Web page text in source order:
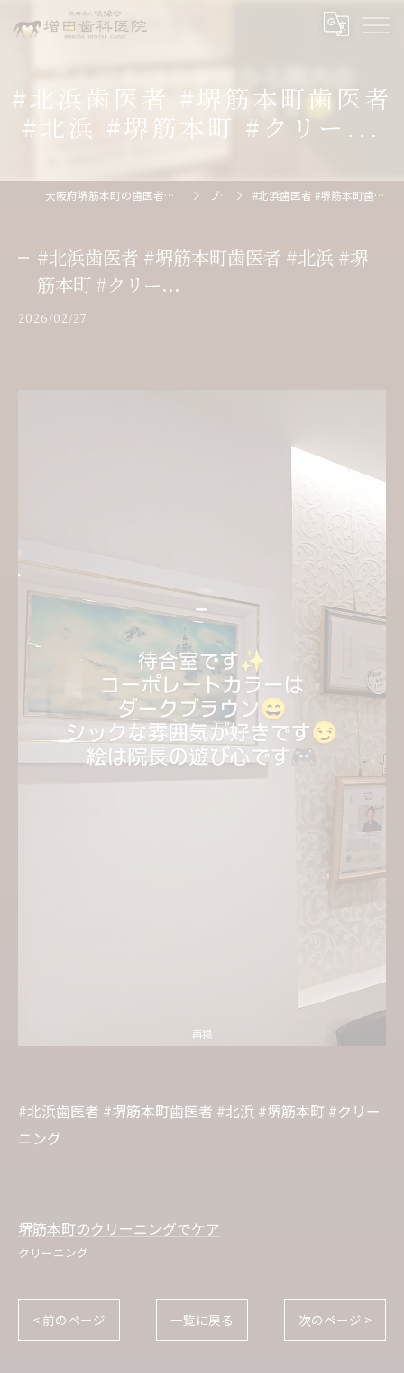
#北浜歯医者 #堺筋本町歯医者
#北浜 #堺筋本町 #クリー...
大阪府堺筋本町の歯医者なら医療法人桃縁会増田歯科医院 ブログ #北浜歯医者 #堺筋本町歯医者 #北浜 #堺筋本町 #クリー...
#北浜歯医者 #堺筋本町歯医者 #北浜 #堺
筋本町 #クリー...
2026/02/27
#北浜歯医者 #堺筋本町歯医者 #北浜 #堺筋本町 #クリー
ニング
堺筋本町のクリーニングでケア
クリーニング
< 前のページ 一覧に戻る 次のページ >